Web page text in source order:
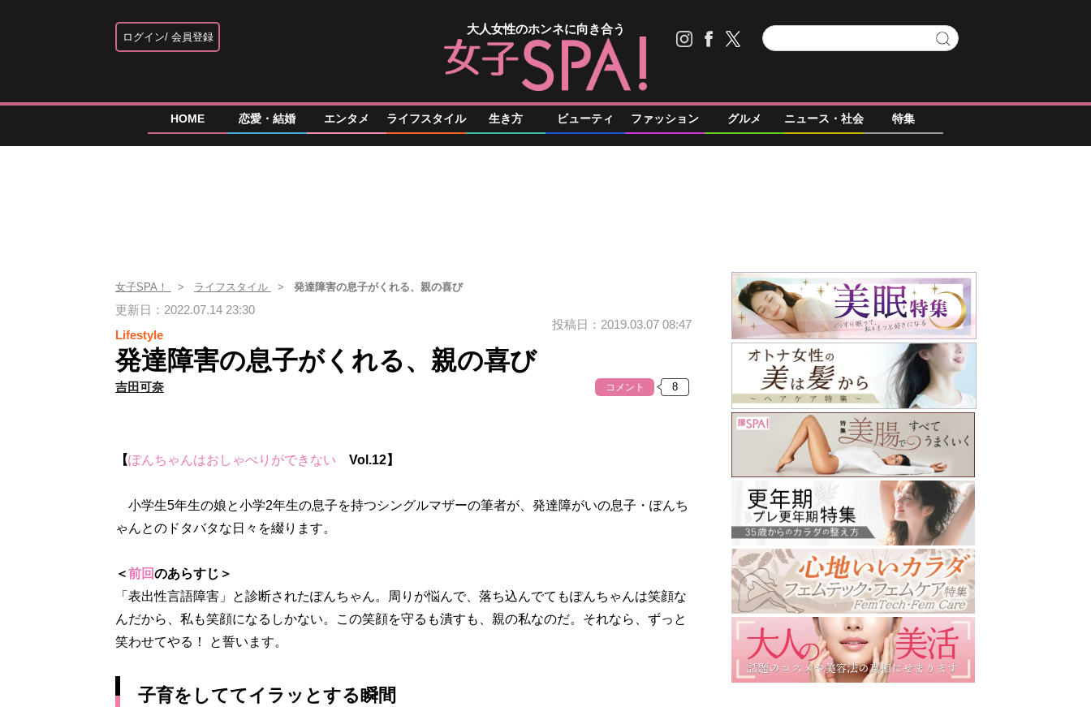
ログイン 会員登録
大人女性のホンネに向き合う
HOME 恋愛・結婚 エンタメ ライフスタイル 生き方 ビューティ ファッション グルメ ニュース・社会 特集
女子SPA！ ライフスタイル 発達障害の息子がくれる、親の喜び
更新日：2022.07.14 23:30
Lifestyle
投稿日：2019.03.07 08:47
発達障害の息子がくれる、親の喜び
吉田可奈 コメント
【ぽんちゃんはおしゃべりができない Vol.12】
小学生5年生の娘と小学2年生の息子を持つシングルマザーの筆者が、発達障がいの息子・ぽんち
ゃんとのドタバタな日々を綴ります。
＜前回のあらすじ＞
「表出性言語障害」と診断されたぽんちゃん。周りが悩んで、落ち込んでてもぽんちゃんは笑顔な
んだから、私も笑顔になるしかない。この笑顔を守るも潰すも、親の私なのだ。それなら、ずっと
笑わせてやる！ と誓います。
子育をしててイラッとする瞬間